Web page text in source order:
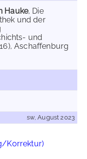
Hauke, Die
und der
und
Aschaffenburg
sw, August 2023
Korrektur)